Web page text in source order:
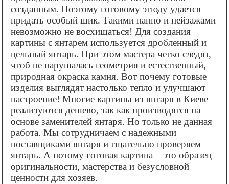
созданным. Поэтому готовому этюду удается
придать особый шик. Такими панно и пейзажами
невозможно не восхищаться! Для создания
картины с янтарем используется дробленный и
цельный янтарь. При этом мастера четко следят,
чтоб не нарушалась геометрия и естественный,
природная окраска камня. Вот почему готовые
изделия выглядят настолько тепло и улучшают
настроение! Многие картины из янтаря в Киеве
реализуются дешево, так как производятся на
основе заменителей янтаря. Но только не данная
работа. Мы сотрудничаем с надежными
поставщиками янтаря и тщательно проверяем
янтарь. А потому готовая картина – это образец
оригинальности, мастерства и безусловной
ценности для хозяев.